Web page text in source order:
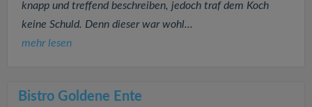
knapp und treffend beschreiben, jedoch traf dem Koch
keine Schuld. Denn dieser war wohl...
mehr lesen
Bistro Goldene Ente